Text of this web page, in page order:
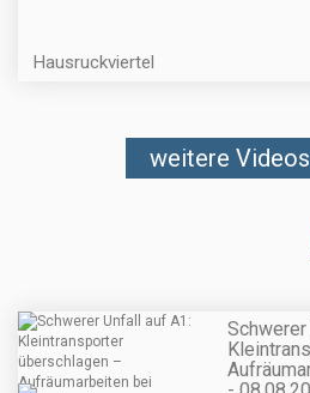
Hausruckviertel
weitere Videos